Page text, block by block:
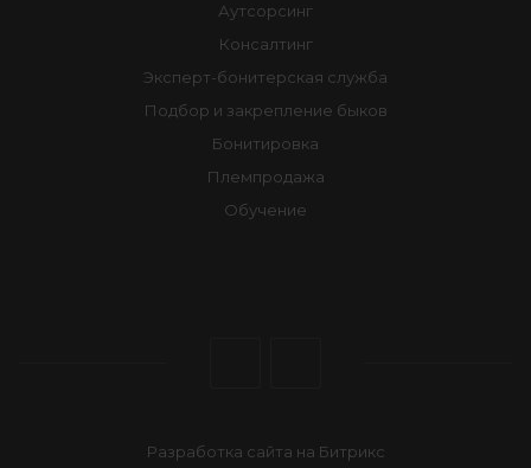
Аутсорсинг
Консалтинг
Эксперт-бонитерская служба
Подбор и закрепление быков
Бонитировка
Племпродажа
Обучение
Разработка сайта на Битрикс